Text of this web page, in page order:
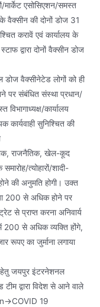
एसोसिएशन/समस्त
के वैक्सीन की दोनों डोज 31
करावें एवं कार्यालय के
द्वारा दोनों वैक्सीन डोज
वैक्सीनेटेड लोगों को ही
पर संबंधित संस्था प्रधान/
कार्यालय
कार्यवाही सुनिश्चित की
राजनैतिक, खेल-कूद
त्योहारों/शादी-
की अनुमति होगी। उक्त
200 से अधिक होने पर
से प्राप्त करना अनिवार्य
200 से अधिक व्यक्ति होंगे,
का जुर्माना लगाया
हेतु जयपुर इंटरनेशनल
टीम द्वारा विदेश से आने वाले
19